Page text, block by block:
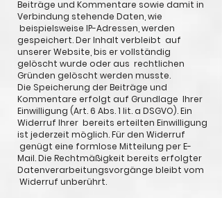
Beiträge und Kommentare sowie damit in
Verbindung stehende Daten, wie
beispielsweise IP-Adressen, werden
gespeichert. Der Inhalt verbleibt auf
unserer Website, bis er vollständig
gelöscht wurde oder aus rechtlichen
Gründen gelöscht werden musste.
Die Speicherung der Beiträge und
Kommentare erfolgt auf Grundlage Ihrer
Einwilligung (Art. 6 Abs. 1 lit. a DSGVO). Ein
Widerruf Ihrer bereits erteilten Einwilligung
ist jederzeit möglich. Für den Widerruf
genügt eine formlose Mitteilung per E-
Mail. Die Rechtmäßigkeit bereits erfolgter
Datenverarbeitungsvorgänge bleibt vom
Widerruf unberührt.